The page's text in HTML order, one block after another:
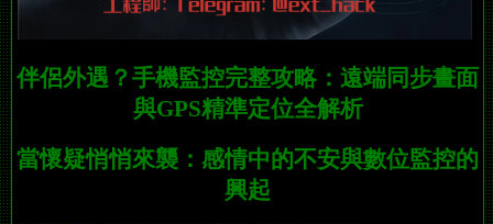
伴侶外遇？手機監控完整攻略：遠端同步畫面
與GPS精準定位全解析
當懷疑悄悄來襲：感情中的不安與數位監控的
興起